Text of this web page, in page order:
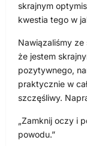
skrajnym
kwestia tego w
Nawiązaliśmy ze
że jestem
pozytywnego,
praktycznie w
szczęśliwy.
„Zamknij oczy i
powodu.”